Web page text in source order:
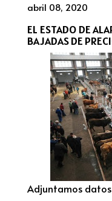
abril 08, 2020
EL ESTADO DE
BAJADAS DE
Adjuntamos